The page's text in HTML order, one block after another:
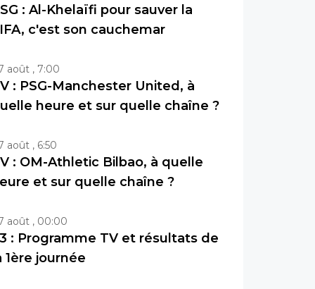
: Al-Khelaïfi pour sauver la
c'est son cauchemar
août , 7:00
: PSG-Manchester United, à
heure et sur quelle chaîne ?
août , 6:50
: OM-Athletic Bilbao, à quelle
et sur quelle chaîne ?
août , 00:00
: Programme TV et résultats de
1ère journée